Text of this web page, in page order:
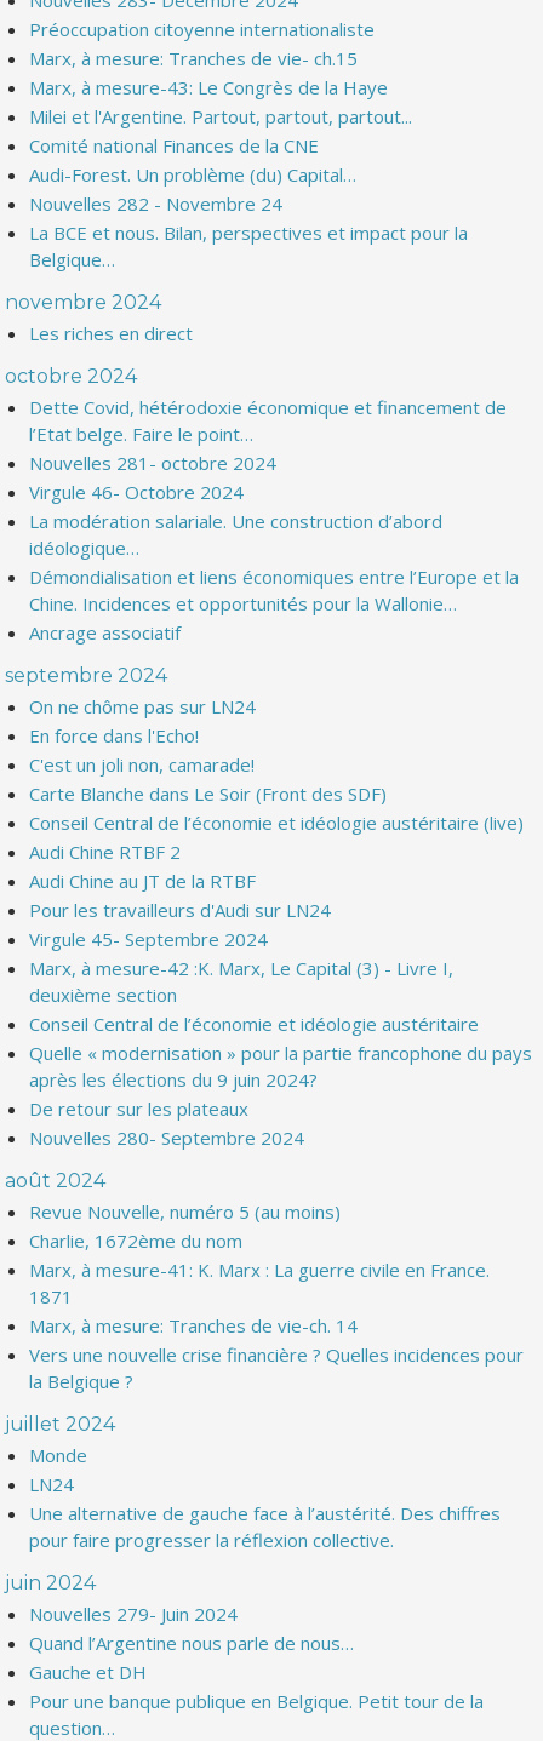
Préoccupation citoyenne internationaliste
Marx, à mesure: Tranches de vie- ch.15
Marx, à mesure-43: Le Congrès de la Haye
Milei et l'Argentine. Partout, partout, partout...
Comité national Finances de la CNE
Audi-Forest. Un problème (du) Capital…
Nouvelles 282 - Novembre 24
La BCE et nous. Bilan, perspectives et impact pour la
Belgique…
novembre 2024
Les riches en direct
octobre 2024
Dette Covid, hétérodoxie économique et financement de
l’Etat belge. Faire le point…
Nouvelles 281- octobre 2024
Virgule 46- Octobre 2024
La modération salariale. Une construction d’abord
idéologique…
Démondialisation et liens économiques entre l’Europe et la
Chine. Incidences et opportunités pour la Wallonie…
Ancrage associatif
septembre 2024
On ne chôme pas sur LN24
En force dans l'Echo!
C'est un joli non, camarade!
Carte Blanche dans Le Soir (Front des SDF)
Conseil Central de l’économie et idéologie austéritaire (live)
Audi Chine RTBF 2
Audi Chine au JT de la RTBF
Pour les travailleurs d'Audi sur LN24
Virgule 45- Septembre 2024
Marx, à mesure-42 :K. Marx, Le Capital (3) - Livre I,
deuxième section
Conseil Central de l’économie et idéologie austéritaire
Quelle « modernisation » pour la partie francophone du pays
après les élections du 9 juin 2024?
De retour sur les plateaux
Nouvelles 280- Septembre 2024
août 2024
Revue Nouvelle, numéro 5 (au moins)
Charlie, 1672ème du nom
Marx, à mesure-41: K. Marx : La guerre civile en France.
1871
Marx, à mesure: Tranches de vie-ch. 14
Vers une nouvelle crise financière ? Quelles incidences pour
la Belgique ?
juillet 2024
Monde
LN24
Une alternative de gauche face à l’austérité. Des chiffres
pour faire progresser la réflexion collective.
juin 2024
Nouvelles 279- Juin 2024
Quand l’Argentine nous parle de nous…
Gauche et DH
Pour une banque publique en Belgique. Petit tour de la
question…